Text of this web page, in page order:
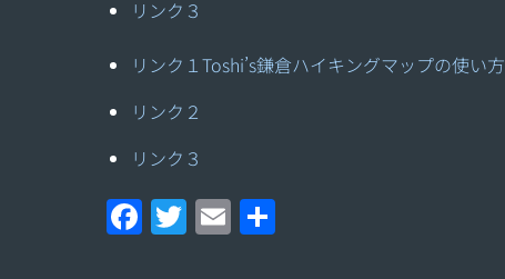
リンク３
リンク１Toshi’s鎌倉ハイキングマップの使い方
リンク２
リンク３
F
a
T
w
E
m